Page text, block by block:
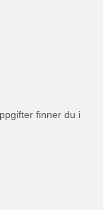
finner du i